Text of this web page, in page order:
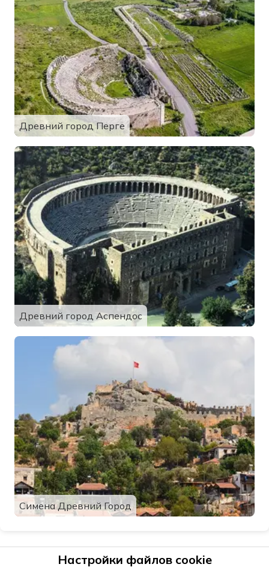
Древний город Перге
Древний город Аспендос
Симена Древний Город
Настройки файлов cookie